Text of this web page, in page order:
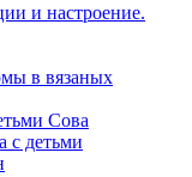
и настроение.
в вязаных
Сова
с детьми